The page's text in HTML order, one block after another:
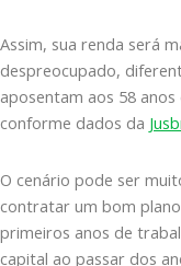
Assim, sua renda será
despreocupado,
aposentam aos 58
conforme dados da
O cenário pode ser
contratar um bom
primeiros anos de
capital ao passar dos